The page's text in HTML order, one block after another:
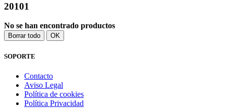
20101
No se han encontrado productos
Borrar todo OK
SOPORTE
Contacto
Aviso Legal
Política de cookies
Política Privacidad